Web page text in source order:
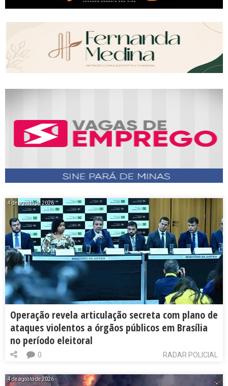
4 de agosto de 2026
Operação revela articulação secreta com plano de
ataques violentos a órgãos públicos em Brasília
no período eleitoral
RADAR POLICIAL
0
4 de agosto de 2026